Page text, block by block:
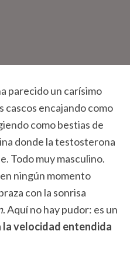
parecido un carísimo
encajando como
como bestias de
donde la testosterona
Todo muy masculino.
ningún momento
con la sonrisa
. Aquí no hay pudor: es un
la velocidad entendida